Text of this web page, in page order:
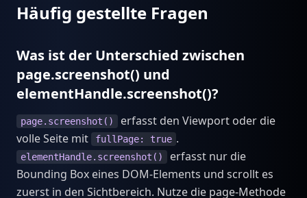
Häufig gestellte Fragen
Was ist der Unterschied zwischen
page.screenshot() und
elementHandle.screenshot()?
page.screenshot()
erfasst den Viewport oder die
volle Seite mit
fullPage: true .
elementHandle.screenshot()
erfasst nur die
Bounding Box eines DOM-Elements und scrollt es
zuerst in den Sichtbereich. Nutze die page-Methode